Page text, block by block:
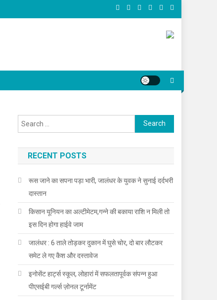
Search for:
RECENT POSTS
रूस जाने का सपना पड़ा भारी, जालंधर के युवक ने सुनाई दर्दभरी
दास्तान
किसान यूनियन का अल्टीमेटम,गन्ने की बकाया राशि न मिली तो
इस दिन होगा हाईवे जाम
जालंधर : 6 ताले तोड़कर दुकान में घुसे चोर, दो बार लौटकर
समेट ले गए कैश और दस्तावेज
इनोसेंट हार्ट्स स्कूल, लोहारां में सफलतापूर्वक संपन्न हुआ
पीएसईबी गर्ल्स ज़ोनल टूर्नामेंट